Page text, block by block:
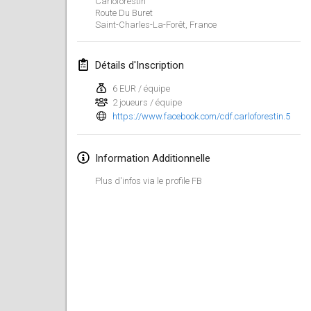
Route Du Buret
Saint-Charles-La-Forêt, France
Détails d'Inscription
6 EUR / équipe
2 joueurs / équipe
https://www.facebook.com/cdf.carloforestin.5
Information Additionnelle
Plus d'infos via le profile FB
février 2023
Open Grégorien
4 févr. 2023|France
SingeliDuppeli
4 févr. 2023|Finlande
11 févr. 2023|Finlande